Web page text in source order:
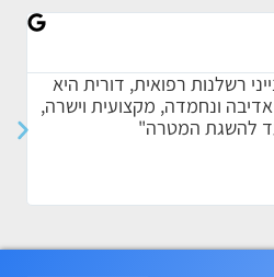
רשלנות רפואית, דורית היא
ונחמדה, מקצועית וישרה,
להשגת המטרה"